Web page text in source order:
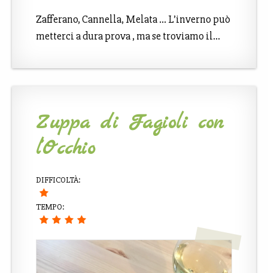
Zafferano, Cannella, Melata … L’inverno può
metterci a dura prova , ma se troviamo il…
Zuppa di Fagioli con
l’Occhio
DIFFICOLTÀ:
TEMPO: